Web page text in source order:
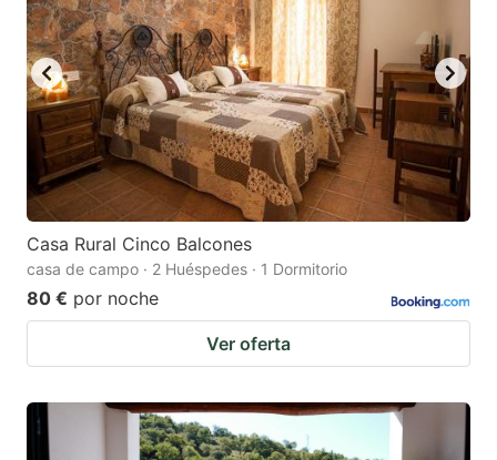
Casa Rural Cinco Balcones
casa de campo · 2 Huéspedes · 1 Dormitorio
80 € por noche
Ver oferta